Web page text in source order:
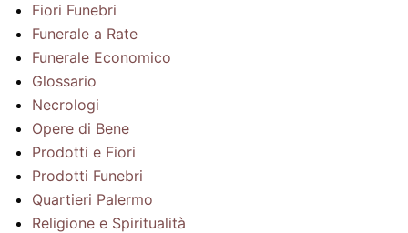
Fiori Funebri
Funerale a Rate
Funerale Economico
Glossario
Necrologi
Opere di Bene
Prodotti e Fiori
Prodotti Funebri
Quartieri Palermo
Religione e Spiritualità